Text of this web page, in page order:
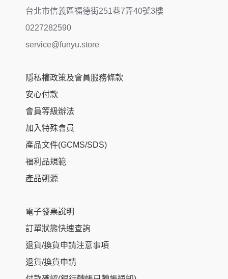
台北市信義區福德街251巷7弄40號3樓
0227282590
service@funyu.store
隱私權政策及會員服務條款
安心付款
會員等級辦法
加入特殊會員
產品文件(GCMS/SDS)
福利品規範
產品朔源
電子發票說明
訂單狀態快速查詢
退貨/換貨申請注意事項
退貨/換貨申請